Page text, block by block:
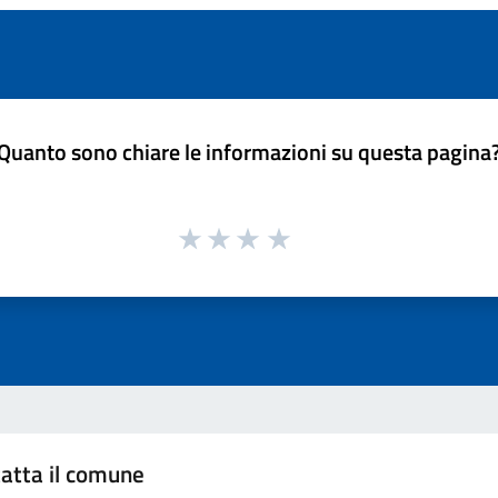
sono chiare le informazioni su questa
il comune